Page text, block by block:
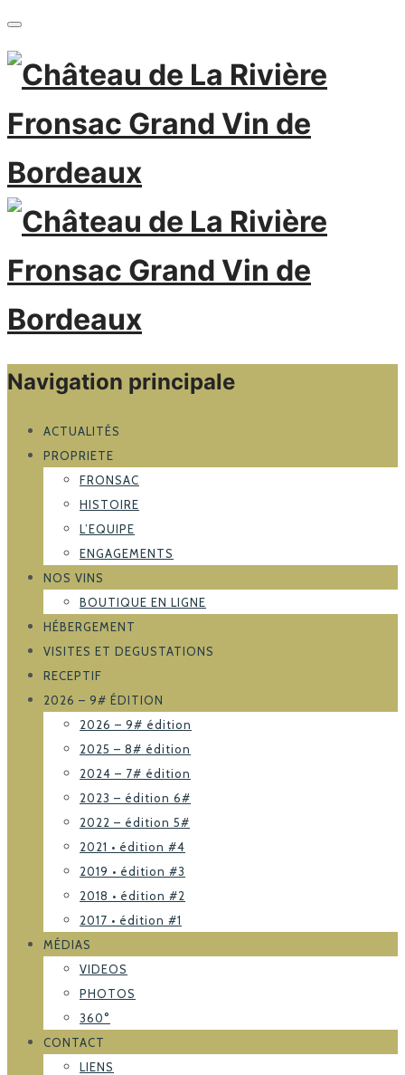
Navigation principale
ACTUALITÉS
PROPRIETE
FRONSAC
HISTOIRE
L’EQUIPE
ENGAGEMENTS
NOS VINS
BOUTIQUE EN LIGNE
HÉBERGEMENT
VISITES ET DEGUSTATIONS
RECEPTIF
2026 – 9# ÉDITION
2026 – 9# édition
2025 – 8# édition
2024 – 7# édition
2023 – édition 6#
2022 – édition 5#
2021 • édition #4
2019 • édition #3
2018 • édition #2
2017 • édition #1
MÉDIAS
VIDEOS
PHOTOS
360°
CONTACT
LIENS